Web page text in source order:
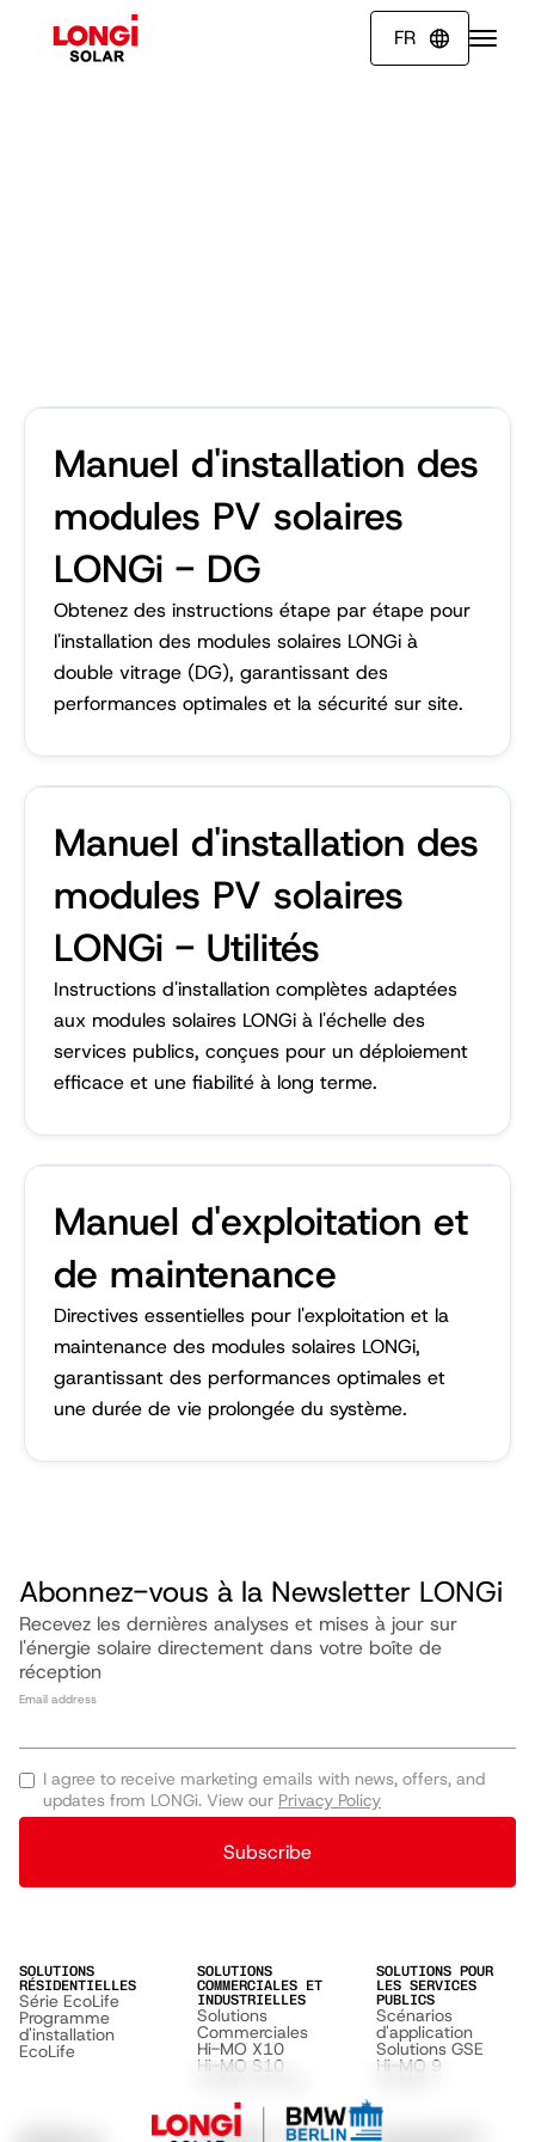
FR 
Manuel d'installation des
modules PV solaires
LONGi - DG
Obtenez des instructions étape par étape pour
l'installation des modules solaires LONGi à
double vitrage (DG), garantissant des
performances optimales et la sécurité sur site.
Manuel d'installation des
modules PV solaires
LONGi - Utilités
Instructions d'installation complètes adaptées
aux modules solaires LONGi à l'échelle des
services publics, conçues pour un déploiement
efficace et une fiabilité à long terme.
Manuel d'exploitation et
de maintenance
Directives essentielles pour l'exploitation et la
maintenance des modules solaires LONGi,
garantissant des performances optimales et
une durée de vie prolongée du système.
Abonnez-vous à la Newsletter LONGi
Recevez les dernières analyses et mises à jour sur
l'énergie solaire directement dans votre boîte de
réception
Email address
I agree to receive marketing emails with news, offers, and
updates from LONGi. View our Privacy Policy
Subscribe
SOLUTIONS
RÉSIDENTIELLES
Série EcoLife
Programme
d'installation
EcoLife
SOLUTIONS
COMMERCIALES ET
INDUSTRIELLES
Solutions
Commerciales
Hi-MO X10
Hi-MO S10
SOLUTIONS POUR
LES SERVICES
PUBLICS
Scénarios
d'application
Solutions GSE
Hi-MO 9
DÉCOUVRIR LONGI ENVIRONNEMENT,